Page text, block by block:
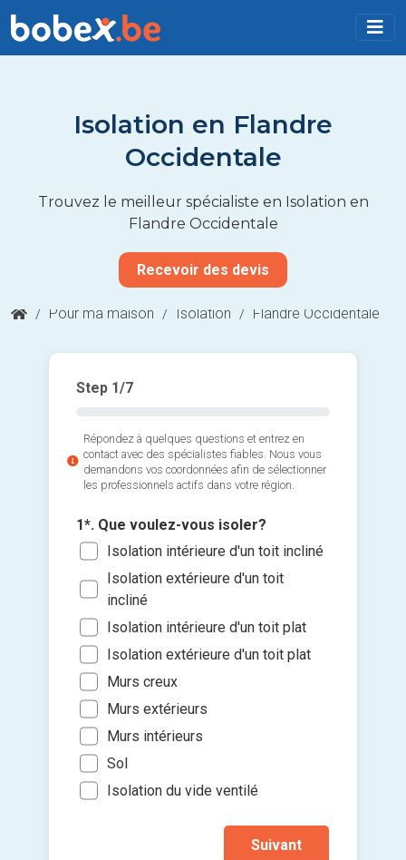
Isolation en Flandre
Occidentale
Trouvez le meilleur spécialiste en Isolation en
Flandre Occidentale
Recevoir des devis
/ Pour ma maison / Isolation / Flandre Occidentale
Step 1/7
Répondez à quelques questions et entrez en
contact avec des spécialistes fiables. Nous vous
demandons vos coordonnées afin de sélectionner
les professionnels actifs dans votre région.
1*. Que voulez-vous isoler?
Isolation intérieure d'un toit incliné
Isolation extérieure d'un toit
incliné
Isolation intérieure d'un toit plat
Isolation extérieure d'un toit plat
Murs creux
Murs extérieurs
Murs intérieurs
Sol
Isolation du vide ventilé
Suivant